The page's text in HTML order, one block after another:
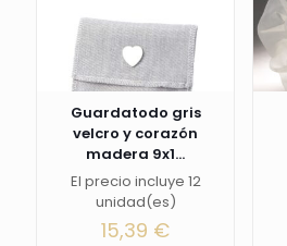
Guardatodo gris
velcro y corazón
madera 9x1...
El precio incluye 12
unidad(es)
15,39 €